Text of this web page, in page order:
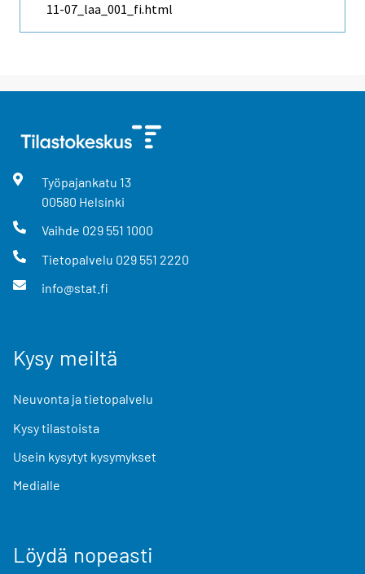
11-07_laa_001_fi.html
Työpajankatu 13
00580 Helsinki
Vaihde 029 551 1000
Tietopalvelu 029 551 2220
info@stat.fi
Kysy meiltä
Neuvonta ja tietopalvelu
Kysy tilastoista
Usein kysytyt kysymykset
Medialle
Löydä nopeasti